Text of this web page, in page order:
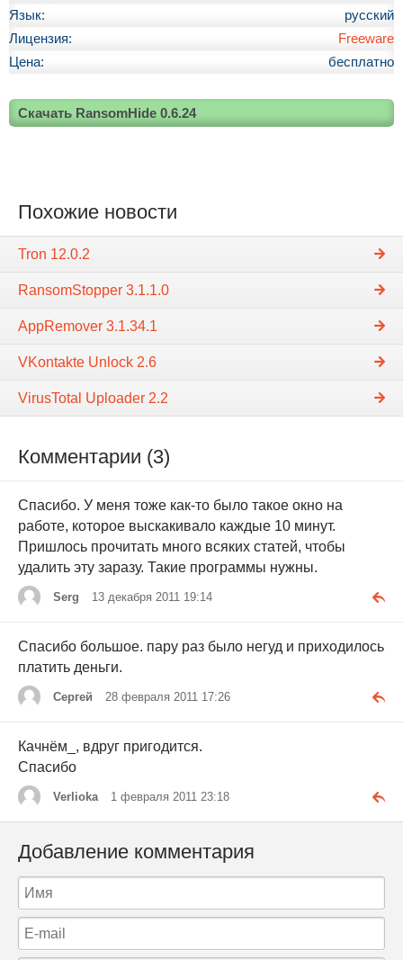
Язык:
русский
Лицензия:
Freeware
Цена:
бесплатно
Скачать RansomHide 0.6.24
Похожие новости
Tron 12.0.2
RansomStopper 3.1.1.0
AppRemover 3.1.34.1
VKontakte Unlock 2.6
VirusTotal Uploader 2.2
Комментарии (3)
Спасибо. У меня тоже как-то было такое окно на
работе, которое выскакивало каждые 10 минут.
Пришлось прочитать много всяких статей, чтобы
удалить эту заразу. Такие программы нужны.
Serg 13 декабря 2011 19:14
Спасибо большое. пару раз было негуд и приходилось
платить деньги.
Cергей 28 февраля 2011 17:26
Качнём_, вдруг пригодится.
Спасибо
Verlioka 1 февраля 2011 23:18
Добавление комментария